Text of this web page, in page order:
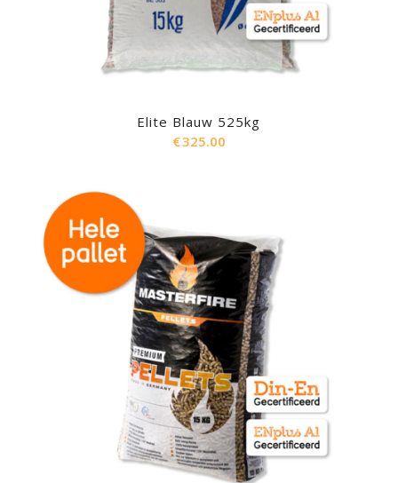
Elite Blauw 525kg
€325.00